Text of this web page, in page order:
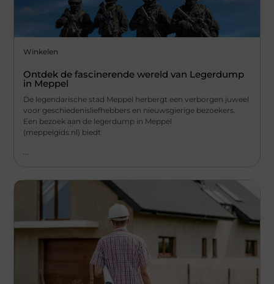
Winkelen
Ontdek de fascinerende wereld van Legerdump
in Meppel
De legendarische stad Meppel herbergt een verborgen juweel
voor geschiedenisliefhebbers en nieuwsgierige bezoekers.
Een bezoek aan de legerdump in Meppel
(meppelgids.nl) biedt
...